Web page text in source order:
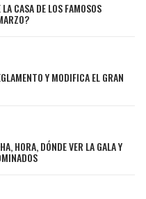
CASA DE LOS FAMOSOS
Y MODIFICA EL GRAN
HORA, DÓNDE VER LA GALA Y